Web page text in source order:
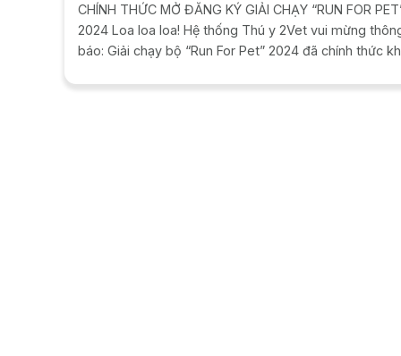
CHÍNH THỨC MỞ ĐĂNG KÝ GIẢI CHẠY “RUN FOR
2024 Loa loa loa! Hệ thống Thú y 2Vet vui mừng
báo: Giải chạy bộ “Run For Pet” 2024 đã chính thức